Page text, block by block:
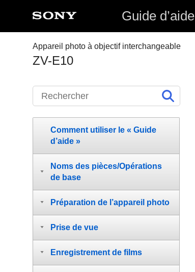
Guide d’aide
Appareil photo à objectif interchangeable
ZV-E10
Comment utiliser le « Guide
d’aide »
Noms des pièces/Opérations
de base
Préparation de l’appareil photo
Prise de vue
Enregistrement de films